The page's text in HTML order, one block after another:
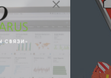
с помощью
для